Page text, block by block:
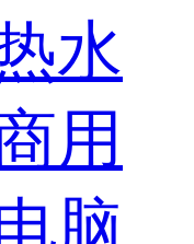
水
用
脑